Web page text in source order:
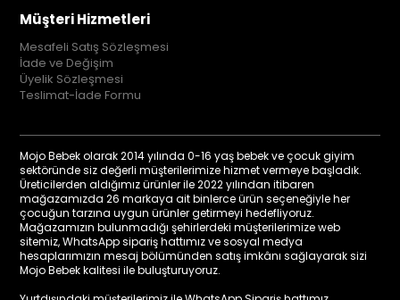
Müşteri Hizmetleri
Mesafeli Satış Sözleşmesi
İade ve Değişim
Üyelik Sözleşmesi
Teslimat-İade Formu
Mojo Bebek olarak 2014 yılında 0-16 yaş bebek ve çocuk giyim
sektöründe siz değerli müşterilerimize hizmet vermeye başladık.
Üreticilerden aldığımız ürünler ile 2022 yılından itibaren
mağazamızda 26 markaya ait binlerce ürün seçeneğiyle her
çocuğun tarzına uygun ürünler getirmeyi hedefliyoruz.
Mağazamızın bulunmadığı şehirlerdeki müşterilerimize web
sitemiz, WhatsApp sipariş hattımız ve sosyal medya
hesaplarımızın mesaj bölümünden satış imkânı sağlayarak sizi
Mojo Bebek kalitesi ile buluşturuyoruz.